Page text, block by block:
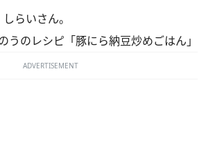
らいさん。
うのレシピ「豚にら納豆炒めごはん」
ADVERTISEMENT